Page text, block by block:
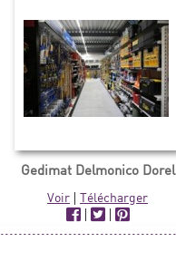
Gedimat Delmonico Dorel
Voir |Télécharger
|
|